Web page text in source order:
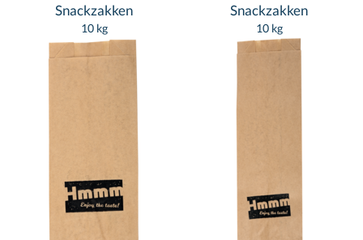
Snackzakken
10 kg
Snackzakken
10 kg